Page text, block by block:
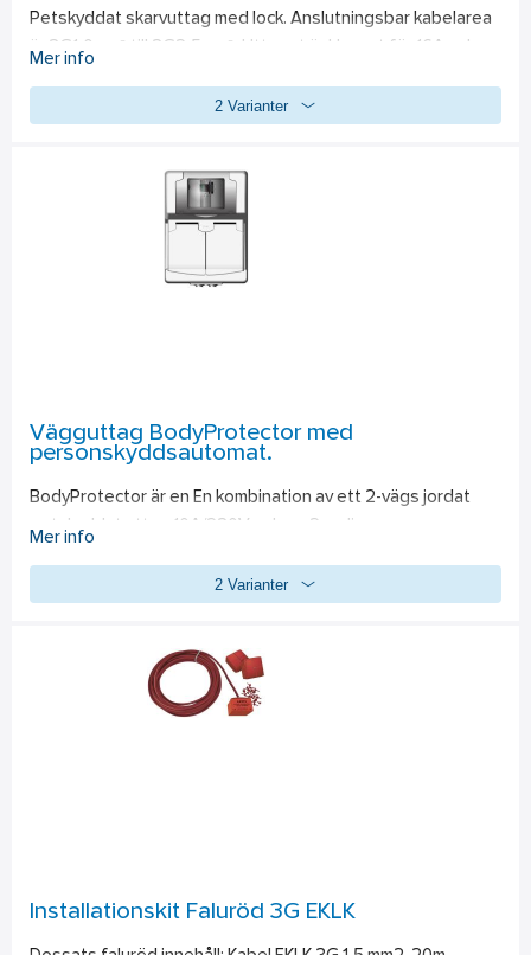
Petskyddat skarvuttag med lock. Anslutningsbar kabelarea
är 3G1,0mm² till 3G2,5mm². Uttaget är klassat för 16A och
Mer info
2 Varianter
Vägguttag BodyProtector med
personskyddsautomat.
BodyProtector är en En kombination av ett 2-vägs jordat
petskyddat uttag 10A/230V och en 2-polig
10A säkring med C-karaktäristik. Jordfelsbrytardelen är av
BodyProtector är speciellt lämplig för alla typer av el-laster
utan att riskera onödiga avbrott i elcentralen. Därmed har en
Mer info
2 Varianter
Installationskit Faluröd 3G EKLK